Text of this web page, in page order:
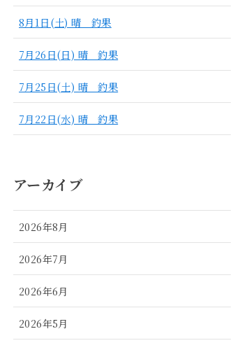
8月1日(土) 晴 釣果
7月26日(日) 晴 釣果
7月25日(土) 晴 釣果
7月22日(水) 晴 釣果
アーカイブ
2026年8月
2026年7月
2026年6月
2026年5月